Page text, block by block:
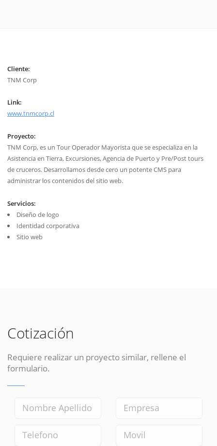
Cliente:
TNM Corp
Link:
www.tnmcorp.cl
Proyecto:
TNM Corp, es un Tour Operador Mayorista que se especializa en la
Asistencia en Tierra, Excursiones, Agencia de Puerto y Pre/Post tours
de cruceros. Desarrollamos desde cero un potente CMS para
administrar los contenidos del sitio web.
Servicios:
Diseño de logo
Identidad corporativa
Sitio web
Cotización
Requiere realizar un proyecto similar, rellene el
formulario.